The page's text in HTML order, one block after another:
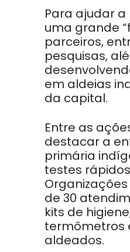
Para ajudar a
uma grande
parceiros,
pesquisas,
em aldeias
da capital.
Entre as
destacar a
primária
testes
de 30
kits de
termômetros
aldeados.